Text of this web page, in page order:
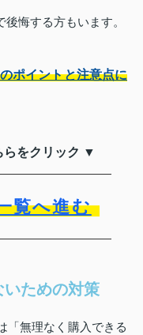
悔する方もいます。
ポイントと注意点に
らをクリック ▼
覧へ進む
ための対策
「無理なく購入できる